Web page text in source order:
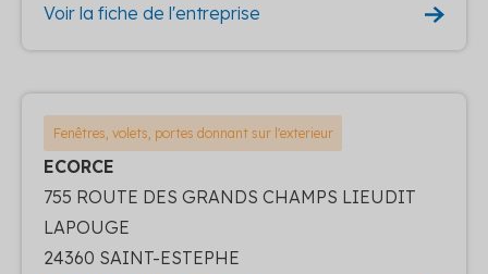
Voir la fiche de l'entreprise
Fenêtres, volets, portes donnant sur l'exterieur
ECORCE
755 ROUTE DES GRANDS CHAMPS LIEUDIT
LAPOUGE
24360 SAINT-ESTEPHE